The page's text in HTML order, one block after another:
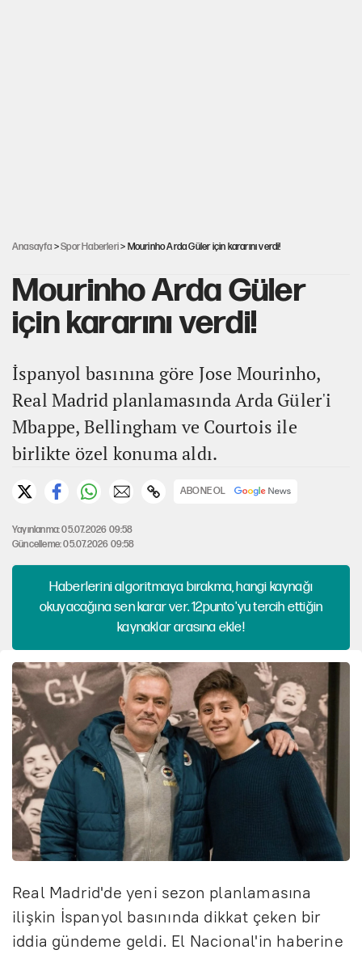
Anasayfa >Spor Haberleri> Mourinho Arda Güler için kararını verdi!
Mourinho Arda Güler
için kararını verdi!
İspanyol basınına göre Jose Mourinho,
Real Madrid planlamasında Arda Güler'i
Mbappe, Bellingham ve Courtois ile
birlikte özel konuma aldı.
ABONE OL
Yayınlanma: 05.07.2026 09:58
Güncelleme: 05.07.2026 09:58
Haberlerini algoritmaya bırakma, hangi kaynağı
okuyacağına sen karar ver. 12punto'yu tercih ettiğin
kaynaklar arasına ekle!
Real Madrid'de yeni sezon planlamasına
ilişkin İspanyol basınında dikkat çeken bir
iddia gündeme geldi. El Nacional'in haberine